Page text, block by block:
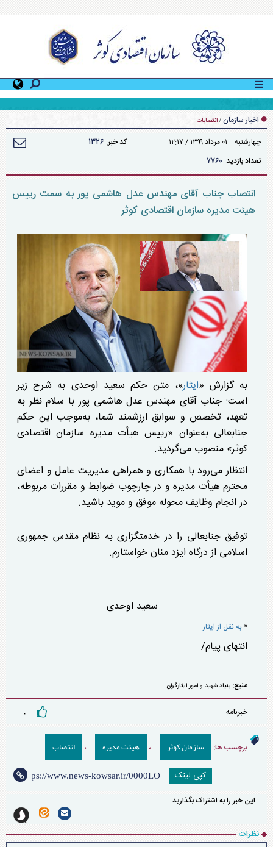
انسانی سازمان برگزار شد
اخبار سازمان / انتصابات
چهارشنبه ۰۱ مرداد ۱۳۹۹ / ۱۲:۱۷ کد خبر: ۱۳۲۶
تعداد بازدید: ۷۷۶۰
انتصاب جناب آقای مهندس عدل هاشمی پور به سمت رییس
هیئت مدیره سازمان اقتصادی کوثر
به گزارش «ایثار»، متن حکم سعید اوحدی به شرح زیر
است: جناب آقای مهندس عدل هاشمی پور با سلام نظر به
تعهد، تخصص و سوابق ارزشمند شما، به‌موجب این حکم
جنابعالی به‌عنوان «رییس هیأت مدیره سازمان اقتصادی
کوثر» منصوب می‌گردید.
انتظار می‌رود با همکاری و همراهی مدیریت عامل و اعضای
محترم هیأت مدیره و در چارچوب ضوابط و مقررات مربوطه،
در انجام وظایف محوله موفق و موید باشید.
توفیق جنابعالی را در خدمتگزاری به‌ نظام مقدس جمهوری
اسلامی از درگاه ایزد منان خواستارم.
سعید اوحدی
* به نقل از ایثار
انتهای پیام/
منبع: بنیاد شهید و امور ایثارگران
خبرنامه ۰
برچسب ها: سازمان کوثر ، هیئت مدیره ، انتصاب
کپی لینک
این خبر را به اشتراک بگذارید
نظرات